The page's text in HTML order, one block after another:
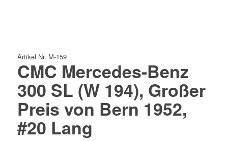
Artikel Nr. M-159
CMC Mercedes-Benz
300 SL (W 194), Großer
Preis von Bern 1952,
#20 Lang